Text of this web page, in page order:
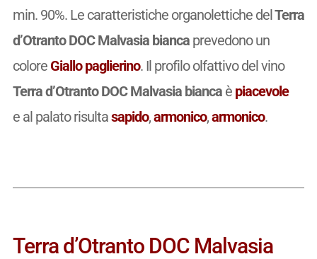
min. 90%. Le caratteristiche organolettiche delTerra
d’Otranto DOC Malvasia biancaprevedono un
colore Giallo paglierino. Il profilo olfattivo del vino
Terra d’Otranto DOC Malvasia biancaè piacevole
e al palato risultasapido,armonico,armonico.
Terra d’Otranto DOC Malvasia